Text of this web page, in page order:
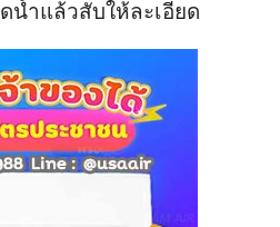
น้ำแล้วสับให้ละเอียด